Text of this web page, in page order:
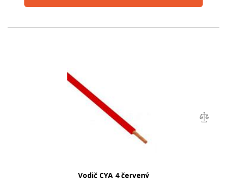
Vodič CYA 4 červený